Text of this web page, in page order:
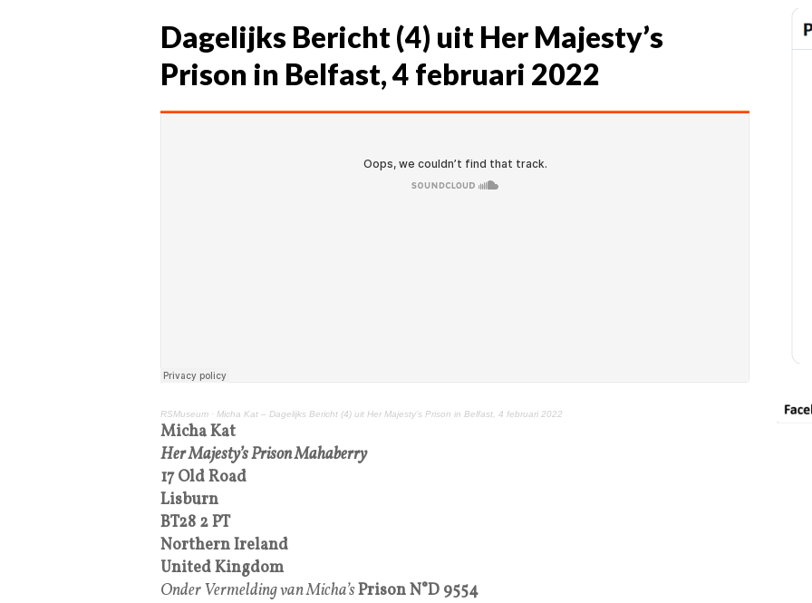
Dagelijks Bericht (4) uit Her Majesty’s
Prison in Belfast, 4 februari 2022
RSMuseum · Micha Kat – Dagelijks Bericht (4) uit Her Majesty’s Prison in Belfast, 4 februari 2022
Micha Kat
Her Majesty’s Prison Mahaberry
17 Old Road
Lisburn
BT28 2 PT
Northern Ireland
United Kingdom
Onder Vermelding van Micha’sPrisonN°D 9554